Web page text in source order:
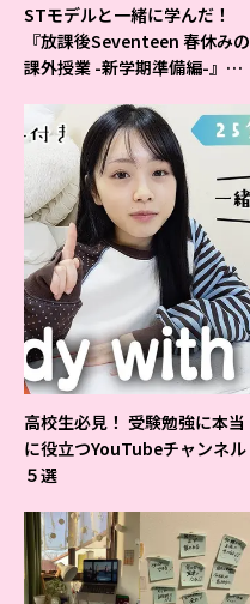
STモデルと一緒に学んだ！
『放課後Seventeen 春休みの
課外授業 -新学期準備編-』イ
高校生必見！ 受験勉強に本当
に役立つYouTubeチャンネル
５選